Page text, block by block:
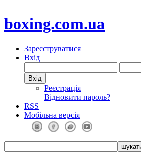
boxing.com.ua
Зареєструватися
Вхід
Реєстрація
Відновити пароль?
RSS
Мобільна версія